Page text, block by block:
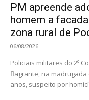
PM apreende
homem a
zona rural de
06/08/2026
Policiais militares do 2º
flagrante, na madrugada
anos, suspeito por